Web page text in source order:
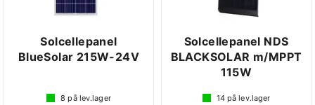
Solcellepanel
BlueSolar 215W-24V
8 på lev.lager
Solcellepanel NDS
BLACKSOLAR m/MPPT
115W
14på lev.lager